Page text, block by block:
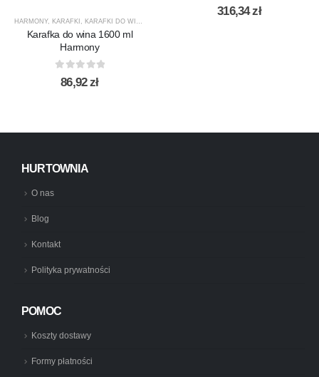
HARMONY, KARAFKI , KARAFKI DO WINA
Karafka do wina 1600 ml
Harmony
out of 5
86,92zł
0out of 5
316,34zł
HURTOWNIA
O nas
Blog
Kontakt
Polityka prywatności
POMOC
Koszty dostawy
Formy płatności